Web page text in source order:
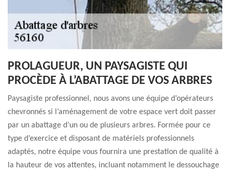
PROLAGUEUR, UN PAYSAGISTE QUI
PROCÈDE À L’ABATTAGE DE VOS ARBRES
Paysagiste professionnel, nous avons une équipe d’opérateurs
chevronnés si l’aménagement de votre espace vert doit passer
par un abattage d’un ou de plusieurs arbres. Formée pour ce
type d’exercice et disposant de matériels professionnels
adaptés, notre équipe vous fournira une prestation de qualité à
la hauteur de vos attentes, incluant notamment le dessouchage